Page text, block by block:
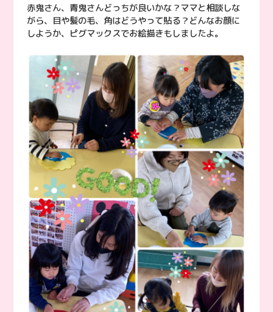
赤鬼さん、青鬼さんどっちが良いかな？ママと相談しな
がら、目や髪の毛、角はどうやって貼る？どんなお顔に
しようか、ピグマックスでお絵描きもしましたよ。